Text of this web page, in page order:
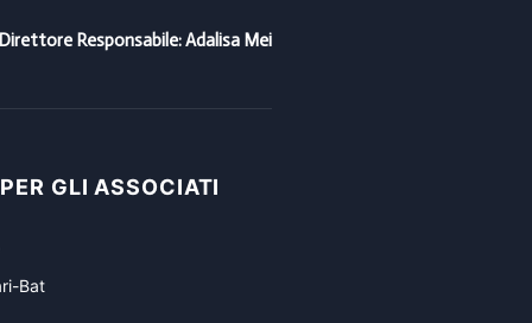
Direttore Responsabile: Adalisa Mei
GLI ASSOCIATI
Bat